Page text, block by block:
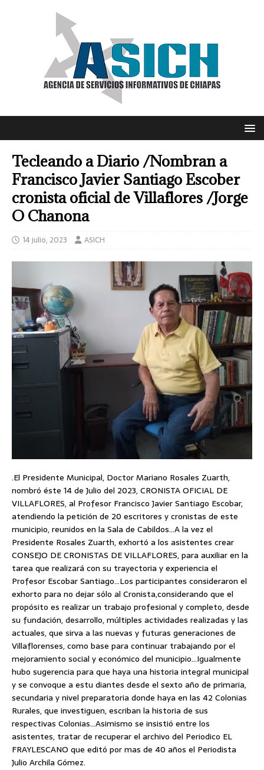
Tecleando a Diario /Nombran a
Francisco Javier Santiago Escober
cronista oficial de Villaflores /Jorge
O Chanona
14 julio, 2023 ASICH
.El Presidente Municipal, Doctor Mariano Rosales Zuarth,
nombró éste 14 de Julio del 2023, CRONISTA OFICIAL DE
VILLAFLORES, al Profesor Francisco Javier Santiago Escobar,
atendiendo la petición de 20 escritores y cronistas de este
municipio, reunidos en la Sala de Cabildos…A la vez el
Presidente Rosales Zuarth, exhortó a los asistentes crear
CONSEJO DE CRONISTAS DE VILLAFLORES, para auxiliar en la
tarea que realizará con su trayectoria y experiencia el
Profesor Escobar Santiago…Los participantes consideraron el
exhorto para no dejar sólo al Cronista,considerando que el
propósito es realizar un trabajo profesional y completo, desde
su fundación, desarrollo, múltiples actividades realizadas y las
actuales, que sirva a las nuevas y futuras generaciones de
Villaflorenses, como base para continuar trabajando por el
mejoramiento social y económico del municipio…Igualmente
hubo sugerencia para que haya una historia integral municipal
y se convoque a estu diantes desde el sexto año de primaria,
secundaria y nivel preparatoria donde haya en las 42 Colonias
Rurales, que investiguen, escriban la historia de sus
respectivas Colonias…Asimismo se insistió entre los
asistentes, tratar de recuperar el archivo del Periodico EL
FRAYLESCANO que editó por mas de 40 años el Periodista
Julio Archila Gómez.